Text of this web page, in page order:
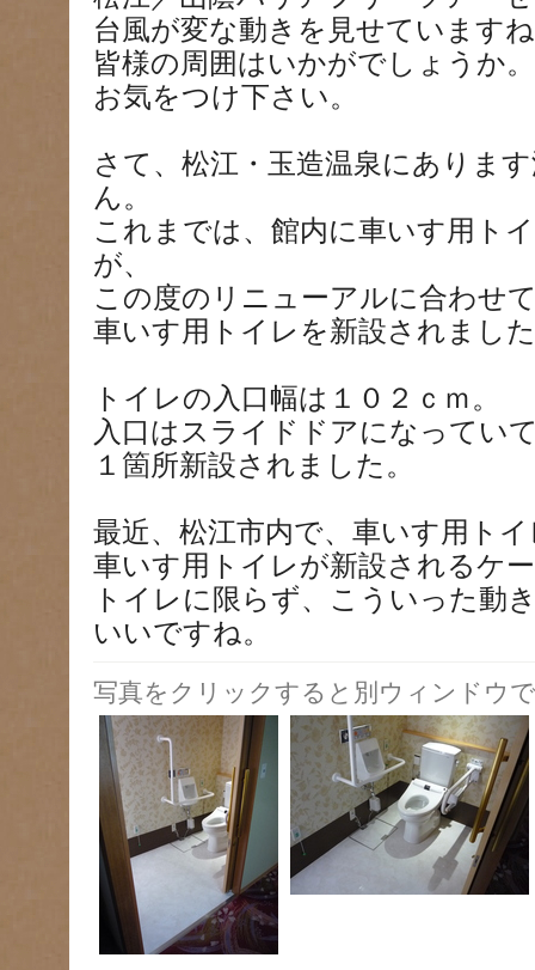
台風が変な動きを見せています
皆様の周囲はいかがでしょうか。
お気をつけ下さい。
さて、松江・玉造温泉にありま
ん。
これまでは、館内に車いす用ト
が、
この度のリニューアルに合わせ
車いす用トイレを新設されまし
トイレの入口幅は１０２ｃｍ。
入口はスライドドアになってい
１箇所新設されました。
最近、松江市内で、車いす用ト
車いす用トイレが新設されるケ
トイレに限らず、こういった動
いいですね。
写真をクリックすると別ウィンドウ